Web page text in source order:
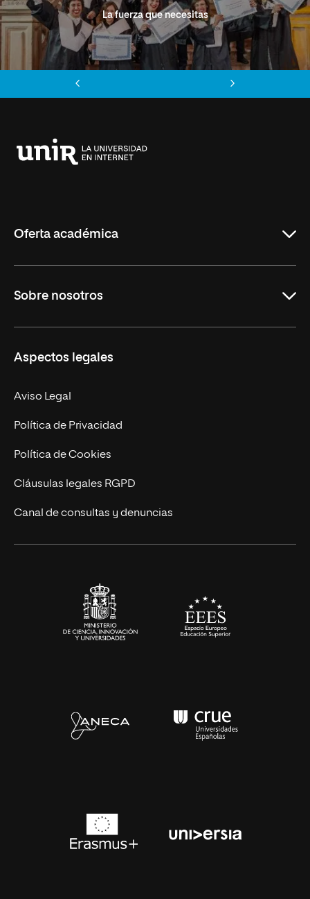
La fuerza que necesitas
Oferta académica
Másteres Oficiales
Doctorados
Experto Universitario
Postgrados
Cursos Universitarios
Sobre nosotros
Facultades
Nuestro Equipo
Trabaja en UNIR
Actualidad
UNIR Revista
Eventos
Aspectos legales
Aviso Legal
Política de Privacidad
Política de Cookies
Cláusulas legales RGPD
Canal de consultas y denuncias